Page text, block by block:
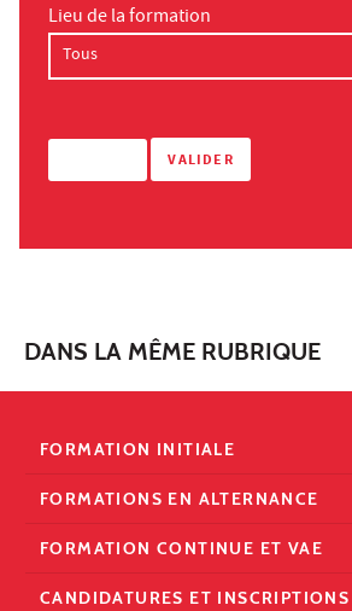
Lieu de la formation
DANS LA MÊME RUBRIQUE
FORMATION INITIALE
FORMATIONS EN ALTERNANCE
FORMATION CONTINUE ET VAE
CANDIDATURES ET INSCRIPTIONS